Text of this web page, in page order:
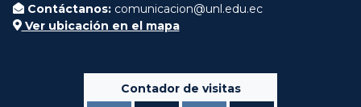
Contáctanos: comunicacion@unl.edu.ec
Ver ubicación en el mapa
Contador de visitas